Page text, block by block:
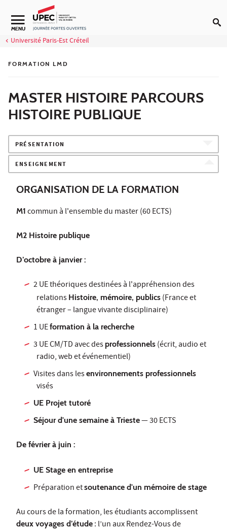
Aller au contenu
MENU
Université Paris-Est Créteil
FORMATION LMD
MASTER HISTOIRE PARCOURS
HISTOIRE PUBLIQUE
PRÉSENTATION
ENSEIGNEMENT
ORGANISATION DE LA FORMATION
M1 commun à l'ensemble du master (60 ECTS)
M2 Histoire publique
D’octobre à janvier :
2 UE théoriques destinées à l'appréhension des
relations Histoire, mémoire, publics (France et
étranger – langue vivante disciplinaire)
1 UEformation à la recherche
3 UE CM/TD avec des professionnels (écrit, audio et
radio, web et événementiel)
Visites dans lesenvironnements professionnels
visés
UE Projet tutoré
Séjour d'une semaine à Trieste— 30 ECTS
De février à juin :
UE Stage en entreprise
Préparation etsoutenance d'un mémoire de stage
Au cours de la formation, les étudiants accomplissent
deux voyages d’étude : l’un aux Rendez-Vous de